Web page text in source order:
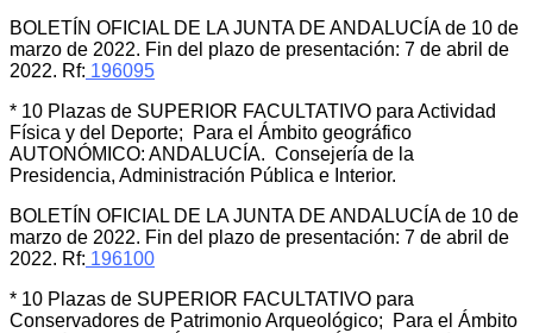
BOLETÍN OFICIAL DE LA JUNTA DE ANDALUCÍA de 10 de
marzo de 2022. Fin del plazo de presentación: 7 de abril de
2022. Rf: 196095
* 10 Plazas de SUPERIOR FACULTATIVO para Actividad
Física y del Deporte; Para el Ámbito geográfico
AUTONÓMICO: ANDALUCÍA. Consejería de la
Presidencia, Administración Pública e Interior.
BOLETÍN OFICIAL DE LA JUNTA DE ANDALUCÍA de 10 de
marzo de 2022. Fin del plazo de presentación: 7 de abril de
2022. Rf: 196100
* 10 Plazas de SUPERIOR FACULTATIVO para
Conservadores de Patrimonio Arqueológico; Para el Ámbito